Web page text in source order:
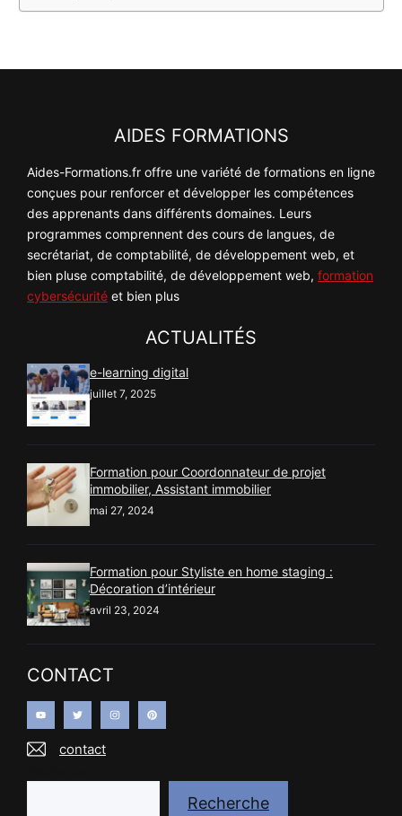
AIDES FORMATIONS
Aides-Formations.fr offre une variété de formations en ligne
conçues pour renforcer et développer les compétences
des apprenants dans différents domaines. Leurs
programmes comprennent des cours de langues, de
secrétariat, de comptabilité, de développement web, et
bien pluse comptabilité, de développement web, formation
cybersécurité et bien plus
ACTUALITÉS
e-learning digital
juillet 7, 2025
Formation pour Coordonnateur de projet
immobilier, Assistant immobilier
mai 27, 2024
Formation pour Styliste en home staging :
Décoration d’intérieur
avril 23, 2024
CONTACT
contact
Recherche